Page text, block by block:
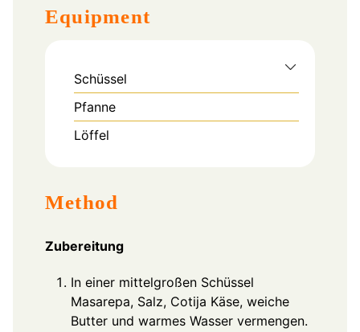
Equipment
Schüssel
Pfanne
Löffel
Method
Zubereitung
In einer mittelgroßen Schüssel
Masarepa, Salz, Cotija Käse, weiche
Butter und warmes Wasser vermengen.